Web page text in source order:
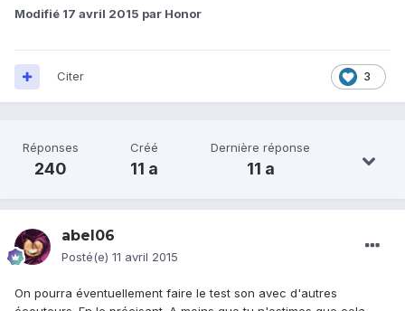
Modifié 17 avril 2015 par Honor
3
Citer
Réponses
240
Créé
11 a
Dernière réponse
11 a
abel06
Posté(e) 11 avril 2015
On pourra éventuellement faire le test son avec d'autres